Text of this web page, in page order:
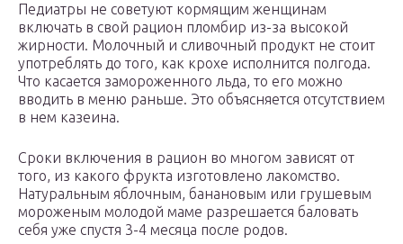
Педиатры не советуют кормящим женщинам
включать в свой рацион пломбир из-за высокой
жирности. Молочный и сливочный продукт не стоит
употреблять до того, как крохе исполнится полгода.
Что касается замороженного льда, то его можно
вводить в меню раньше. Это объясняется отсутствием
в нем казеина.
Сроки включения в рацион во многом зависят от
того, из какого фрукта изготовлено лакомство.
Натуральным яблочным, банановым или грушевым
мороженым молодой маме разрешается баловать
себя уже спустя 3-4 месяца после родов.